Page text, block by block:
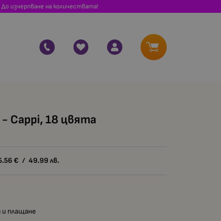
изчерпване на количествата!
Cappi, 18 цвята
€ / 49.99 лв.
плащане